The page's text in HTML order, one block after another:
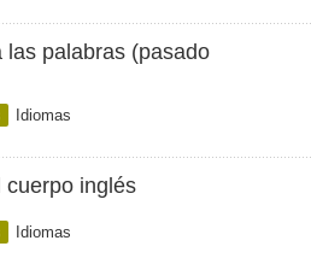
las palabras (pasado
Idiomas
cuerpo inglés
Idiomas